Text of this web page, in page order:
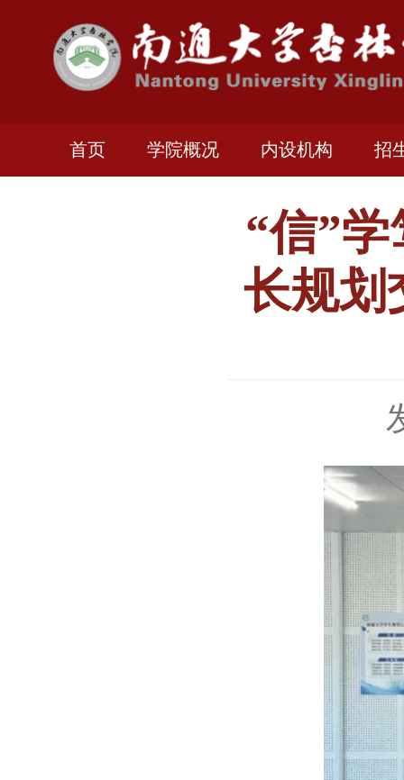
首页 学院概况 内设机构 招
“信”
长规